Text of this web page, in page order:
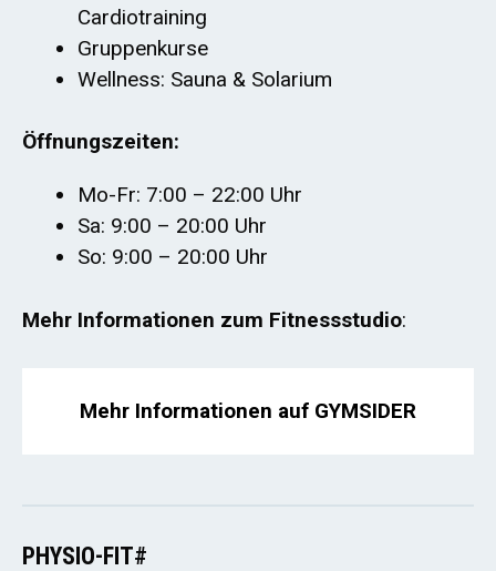
Cardiotraining
Gruppenkurse
Wellness: Sauna & Solarium
Öffnungszeiten:
Mo-Fr: 7:00 – 22:00 Uhr
Sa: 9:00 – 20:00 Uhr
So: 9:00 – 20:00 Uhr
Mehr Informationen zum Fitnessstudio:
Mehr Informationen auf GYMSIDER
PHYSIO-FIT#